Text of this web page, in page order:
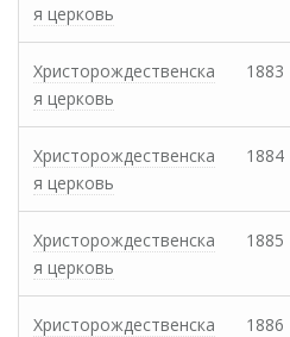
я церковь
Христорождественска
я церковь
1883
Христорождественска
я церковь
1884
Христорождественска
я церковь
1885
Христорождественска
1886